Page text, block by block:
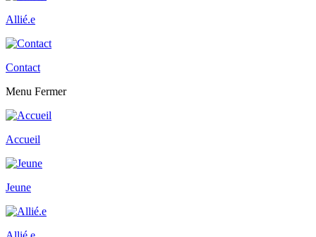
Allié.e
Contact
Menu Fermer
Accueil
Jeune